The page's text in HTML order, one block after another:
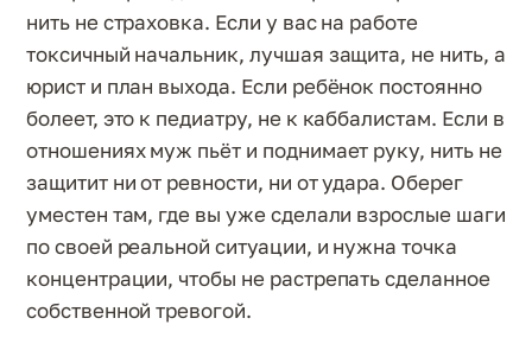
нить не страховка. Если у вас на работе
токсичный начальник, лучшая защита, не нить, а
юрист и план выхода. Если ребёнок постоянно
болеет, это к педиатру, не к каббалистам. Если в
отношениях муж пьёт и поднимает руку, нить не
защитит ни от ревности, ни от удара. Оберег
уместен там, где вы уже сделали взрослые шаги
по своей реальной ситуации, и нужна точка
концентрации, чтобы не растрепать сделанное
собственной тревогой.